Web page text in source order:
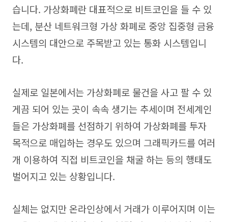
습니다. 가상화폐란 대표적으로 비트코인을 들 수 있
는데, 분산 네트워크형 가상 화폐로 중앙 집중형 금융
시스템의 대안으로 주목받고 있는 통화 시스템입니
다.
실제로 일본에서는 가상화폐로 물건을 사고 팔 수 있
게끔 되어 있는 곳이 속속 생기는 추세이며 전세계인
들은 가상화폐를 선점하기 위하여 가상화폐를 투자
목적으로 매입하는 경우도 있으며 그래픽카드를 여러
개 이용하여 직접 비트코인을 채굴 하는 등의 행태도
벌어지고 있는 상황입니다.
실체는 없지만 온라인상에서 거래가 이루어지며 이는